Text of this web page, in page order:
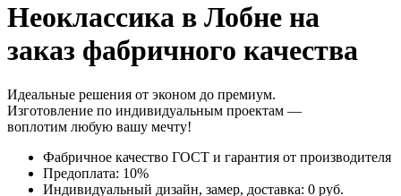
Неоклассика в Лобне на
заказ фабричного качества
Идеальные решения от эконом до премиум.
Изготовление по индивидуальным проектам —
воплотим любую вашу мечту!
Фабричное качество ГОСТ и гарантия от производителя
Предоплата: 10%
Индивидуальный дизайн, замер, доставка: 0 руб.